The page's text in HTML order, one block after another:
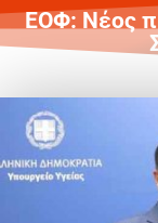
ΕΟΦ: Νέος